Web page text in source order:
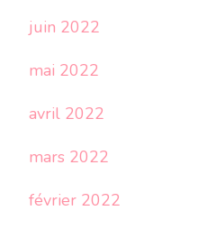
juin 2022
mai 2022
avril 2022
mars 2022
février 2022